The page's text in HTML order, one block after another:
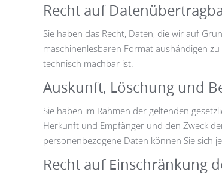
Recht auf
Sie haben das Recht, Daten, die wir auf
maschinenlesbaren Format aushändigen
technisch machbar ist.
Auskunft, Löschung und
Sie haben im Rahmen der geltenden
Herkunft und Empfänger und den Zweck
personenbezogene Daten können Sie sich
Recht auf Einschränkung